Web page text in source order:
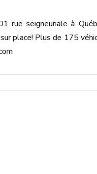
rue seigneuriale à
place! Plus de 175